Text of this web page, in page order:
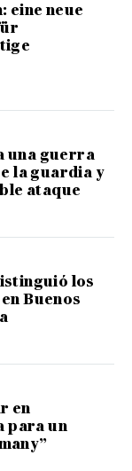
eine neue
una guerra
la guardia y
ataque
los
Buenos
en
para un